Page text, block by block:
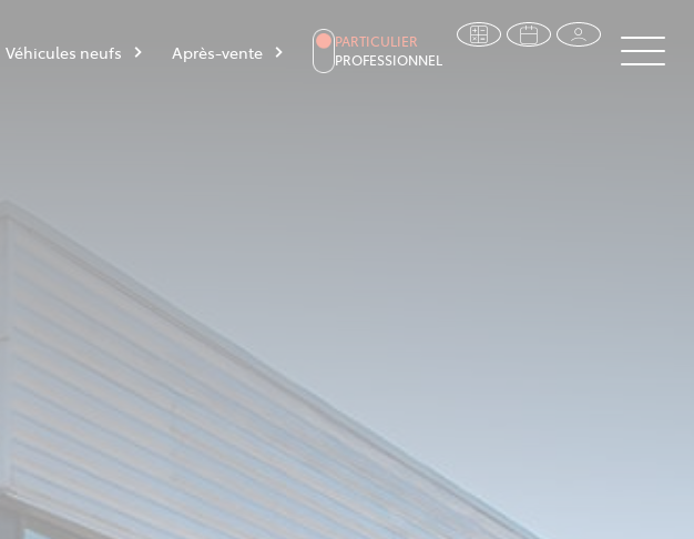
Véhicules neufs Après-vente
PARTICULIER
PROFESSIONNEL